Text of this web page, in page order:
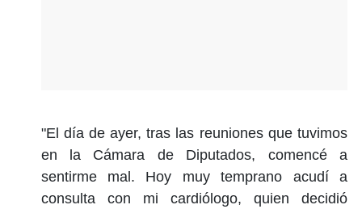
"El día de ayer, tras las reuniones que tuvimos
en la Cámara de Diputados, comencé a
sentirme mal. Hoy muy temprano acudí a
consulta con mi cardiólogo, quien decidió